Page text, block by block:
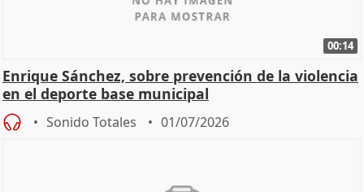
00:14
Enrique Sánchez, sobre prevención de la violencia
en el deporte base municipal
Sonido Totales 01/07/2026